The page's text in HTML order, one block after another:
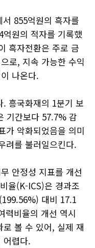
855억원의 흑자를
원의 적자를 기록했
흑자전환은 주로 금
로, 지속 가능한 수익
나온다.
흥국화재의 1분기 보
기간보다 57.7% 감
가 악화되었음을 의미
려를 불러일으킨다.
안정성 지표를 개선
율(K-ICS)은 경과조
대비 17.1
력비율의 개선 역시
볼 수 있어, 실제 재
어렵다.